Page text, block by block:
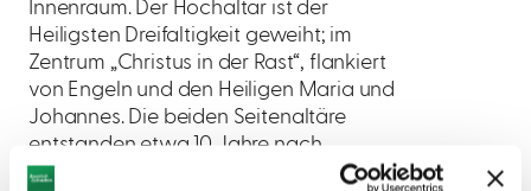
Innenraum. Der Hochaltar ist der
Heiligsten Dreifaltigkeit geweiht; im
Zentrum „Christus in der Rast“, flankiert
von Engeln und den Heiligen Maria und
Johannes. Die beiden Seitenaltäre
entstanden etwa 10 Jahre nach
Einweihung der Kapelle. Es sind